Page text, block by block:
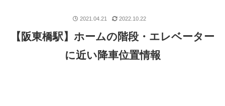
【阪東橋駅】ホームの階段・エレベーター
に近い降車位置情報
2021.04.21 2022.10.22